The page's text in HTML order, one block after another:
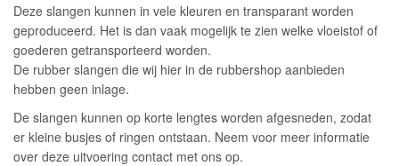
Deze slangen kunnen in vele kleuren en transparant worden
geproduceerd. Het is dan vaak mogelijk te zien welke vloeistof of
goederen getransporteerd worden.
De rubber slangen die wij hier in de rubbershop aanbieden
hebben geen inlage.
De slangen kunnen op korte lengtes worden afgesneden, zodat
er kleine busjes of ringen ontstaan. Neem voor meer informatie
over deze uitvoering contact met ons op.